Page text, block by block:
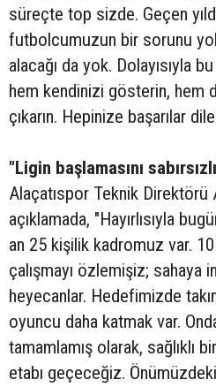
süreçte top sizde. Geçen
futbolcumuzun bir sorunu
alacağı da yok. Dolayısıyla bu
hem kendinizi gösterin, hem
çıkarın. Hepinize başarılar
"Ligin başlamasını
Alaçatıspor Teknik Direktörü
açıklamada, "Hayırlısıyla
an 25 kişilik kadromuz var.
çalışmayı özlemişiz; sahaya
heyecanlar. Hedefimizde
oyuncu daha katmak var.
tamamlamış olarak, sağlıklı
etabı geçeceğiz.